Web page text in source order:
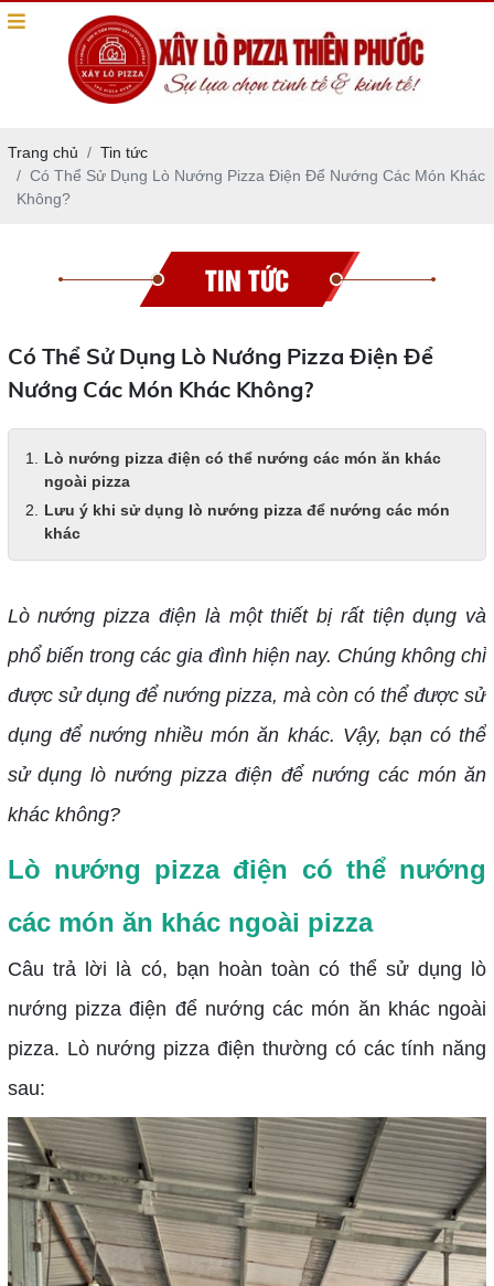
Trang chủ
Tin tức
Có Thể Sử Dụng Lò Nướng Pizza Điện Để Nướng Các Món Khác
Không?
TIN TỨC
Có Thể Sử Dụng Lò Nướng Pizza Điện Để
Nướng Các Món Khác Không?
Lò nướng pizza điện có thể nướng các món ăn khác
ngoài pizza
Lưu ý khi sử dụng lò nướng pizza để nướng các món
khác
Lò nướng pizza điện là một thiết bị rất tiện dụng và
phổ biến trong các gia đình hiện nay. Chúng không chỉ
được sử dụng để nướng pizza, mà còn có thể được sử
dụng để nướng nhiều món ăn khác. Vậy, bạn có thể
sử dụng lò nướng pizza điện để nướng các món ăn
khác không?
Lò nướng pizza điện có thể nướng
các món ăn khác ngoài pizza
Câu trả lời là có, bạn hoàn toàn có thể sử dụng lò
nướng pizza điện để nướng các món ăn khác ngoài
pizza. Lò nướng pizza điện thường có các tính năng
sau: